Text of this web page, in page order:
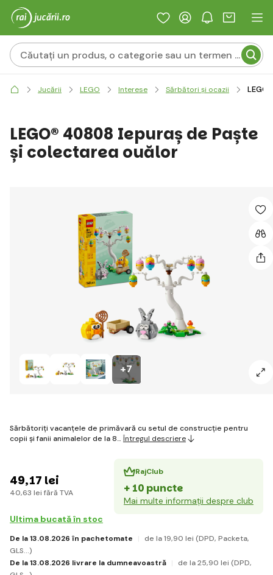
Jucării LEGO Interese Sărbători și ocazii
+7
LEGO® 40808 Iepuraș de Paște
și colectarea ouălor
Sărbătoriți vacanțele de primăvară cu setul de construcție pentru
copii și fanii animalelor de la 8… Întregul descriere
49,17 lei
40,63 lei fără TVA
RajClub
+ 10 puncte
Mai multe informații despre club
Ultima bucată în stoc
De la 13.08.2026 în pachetomate de la 19,90 lei (DPD, Packeta,
GLS...)
De la 13.08.2026 livrare la dumneavoastră
de la 25,90 lei (DPD,